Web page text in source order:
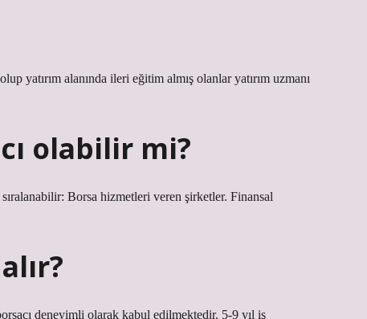
yatırım alanında ileri eğitim almış olanlar yatırım uzmanı
olabilir mi?
Borsa hizmetleri veren şirketler. Finansal
deneyimli olarak kabul edilmektedir. 5-9 yıl iş